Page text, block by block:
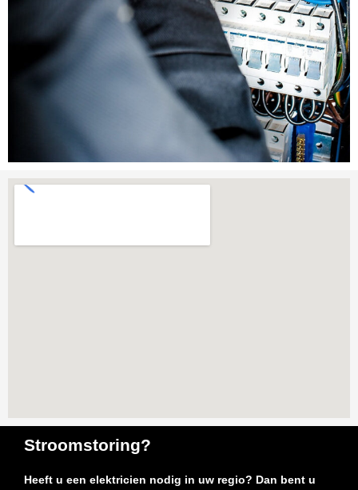
Stroomstoring?
Heeft u een elektricien nodig in uw regio? Dan bent u